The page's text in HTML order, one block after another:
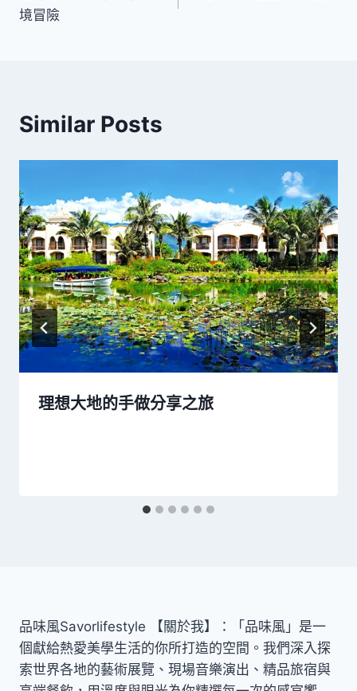
境冒險
Similar Posts
理想大地的手做分享之旅
品味風Savorlifestyle 【關於我】：「品味風」是一
個獻給熱愛美學生活的你所打造的空間。我們深入探
索世界各地的藝術展覽、現場音樂演出、精品旅宿與